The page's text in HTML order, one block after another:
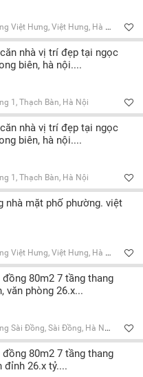
Việt Hưng, Việt Hưng, Hà Nội
nhà vị trí đẹp tại ngọc
biên, hà nội....
1, Thạch Bàn, Hà Nội
nhà vị trí đẹp tại ngọc
biên, hà nội....
1, Thạch Bàn, Hà Nội
nhà mặt phố phường. việt
Việt Hưng, Việt Hưng, Hà Nội
đồng 80m2 7 tầng thang
văn phòng 26.x...
Sài Đồng, Sài Đồng, Hà Nội
đồng 80m2 7 tầng thang
đỉnh 26.x tỷ....